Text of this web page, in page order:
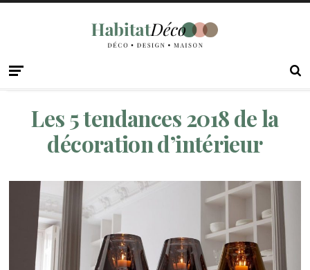
Les 5 tendances 2018 de la
décoration d’intérieur